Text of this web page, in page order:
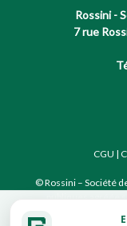
Rossini -
7 rue
CGU |
© Rossini – Société